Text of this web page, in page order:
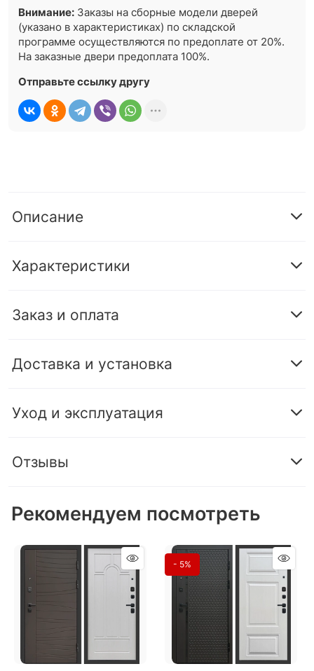
Внимание: Заказы на сборные модели дверей
(указано в характеристиках) по складской
программе осуществляются по предоплате от 20%.
На заказные двери предоплата 100%.
Отправьте ссылку другу
Описание
Характеристики
Заказ и оплата
Доставка и установка
Уход и эксплуатация
Отзывы
Рекомендуем посмотреть
- 5%